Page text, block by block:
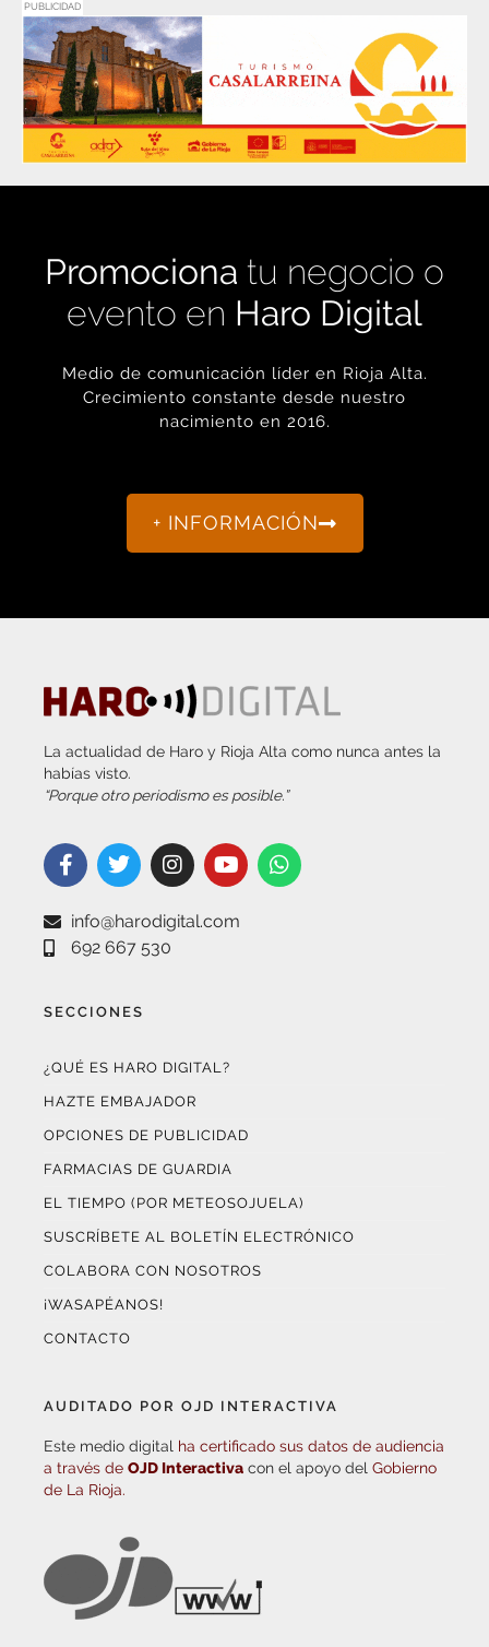
PUBLICIDAD
Promociona tu negocio o
evento en Haro Digital
Medio de comunicación líder en Rioja Alta.
Crecimiento constante desde nuestro
nacimiento en 2016.
+ INFORMACIÓN
La actualidad de Haro y Rioja Alta como nunca antes la
habías visto.
“Porque otro periodismo es posible.”
info@harodigital.com
692 667 530
SECCIONES
¿QUÉ ES HARO DIGITAL?
HAZTE EMBAJADOR
OPCIONES DE PUBLICIDAD
FARMACIAS DE GUARDIA
EL TIEMPO (POR METEOSOJUELA)
SUSCRÍBETE AL BOLETÍN ELECTRÓNICO
COLABORA CON NOSOTROS
¡WASAPÉANOS!
CONTACTO
AUDITADO POR OJD INTERACTIVA
Este medio digital ha certificado sus datos de audiencia
a través de OJD Interactiva con el apoyo del Gobierno
de La Rioja.